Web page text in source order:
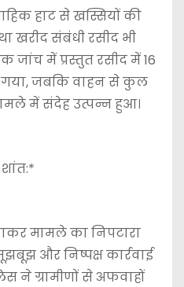
हाट से खस्सियों की
खरीद संबंधी रसीद भी
जांच में प्रस्तुत रसीद में 16
गया, जबकि वाहन से कुल
में संदेह उत्पन्न हुआ।
मामले का निपटारा
और निष्पक्ष कार्रवाई
ने ग्रामीणों से अफवाहों